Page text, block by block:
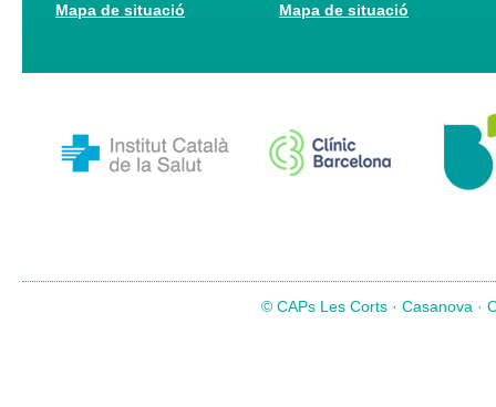
Mapa de situació Mapa de situació
© CAPs Les Corts · Casanova ·